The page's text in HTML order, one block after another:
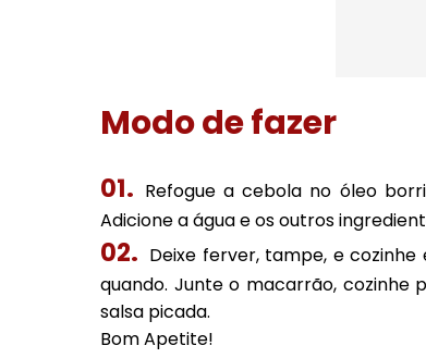
Modo de fazer
Refogue a cebola no óleo
Adicione a água e os outros
Deixe ferver, tampe, e
quando. Junte o macarrão, cozinhe
salsa picada.
Bom Apetite!